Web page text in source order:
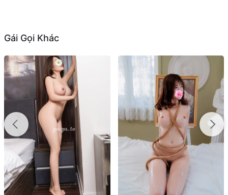
Gái Gọi Khác